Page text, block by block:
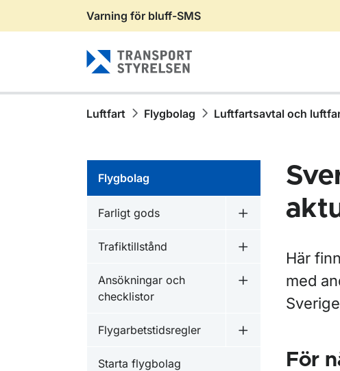
Gå till sidans innehåll
Varning för bluff-SMS
Luftfart Flygbolag Luftfartsavtal och
Flygbolag
Farligt gods
Undermeny för
Trafiktillstånd
Undermeny för
Ansökningar och
checklistor
Undermeny för
Flygarbetstidsregler
Undermeny för
Starta flygbolag
Här
med
För